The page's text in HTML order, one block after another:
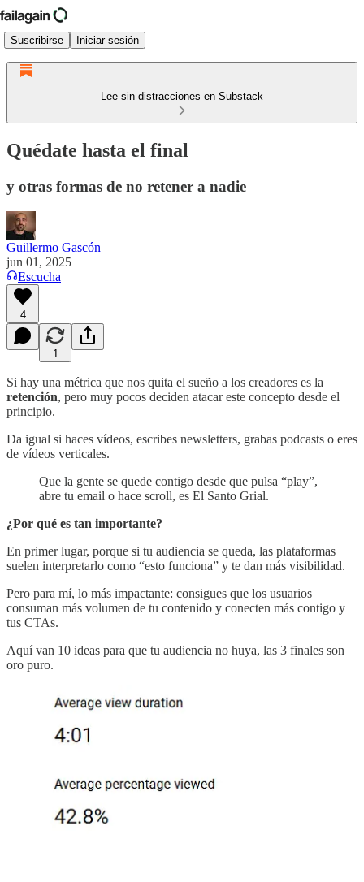
Suscribirse Iniciar sesión
Lee sin distracciones en Substack
Quédate hasta el final
y otras formas de no retener a nadie
Guillermo Gascón
jun 01, 2025
Escucha
4
1
Si hay una métrica que nos quita el sueño a los creadores es la
retención, pero muy pocos deciden atacar este concepto desde el
principio.
Da igual si haces vídeos, escribes newsletters, grabas podcasts o eres
de vídeos verticales.
Que la gente se quede contigo desde que pulsa “play”,
abre tu email o hace scroll, es El Santo Grial.
¿Por qué es tan importante?
En primer lugar, porque si tu audiencia se queda, las plataformas
suelen interpretarlo como “esto funciona” y te dan más visibilidad.
Pero para mí, lo más impactante: consigues que los usuarios
consuman más volumen de tu contenido y conecten más contigo y
tus CTAs.
Aquí van 10 ideas para que tu audiencia no huya, las 3 finales son
oro puro.